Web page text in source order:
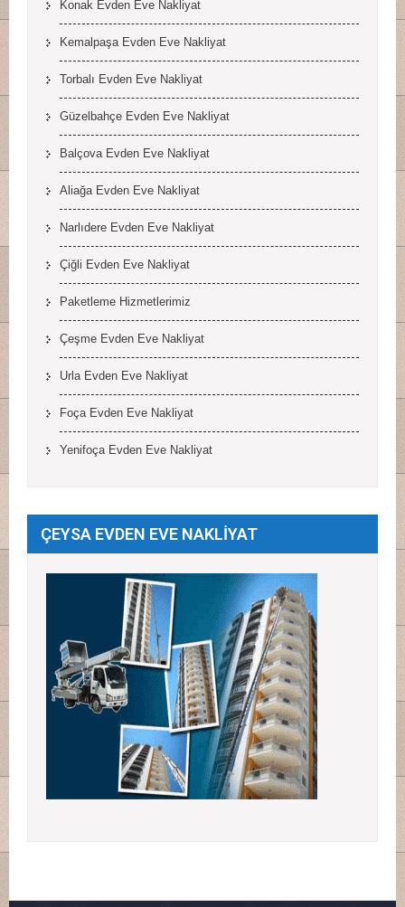
Konak Evden Eve Nakliyat
Kemalpaşa Evden Eve Nakliyat
Torbalı Evden Eve Nakliyat
Güzelbahçe Evden Eve Nakliyat
Balçova Evden Eve Nakliyat
Aliağa Evden Eve Nakliyat
Narlıdere Evden Eve Nakliyat
Çiğli Evden Eve Nakliyat
Paketleme Hizmetlerimiz
Çeşme Evden Eve Nakliyat
Urla Evden Eve Nakliyat
Foça Evden Eve Nakliyat
Yenifoça Evden Eve Nakliyat
ÇEYSA EVDEN EVE NAKLİYAT